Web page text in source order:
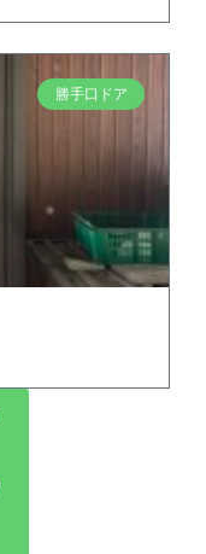
勝手口ドア